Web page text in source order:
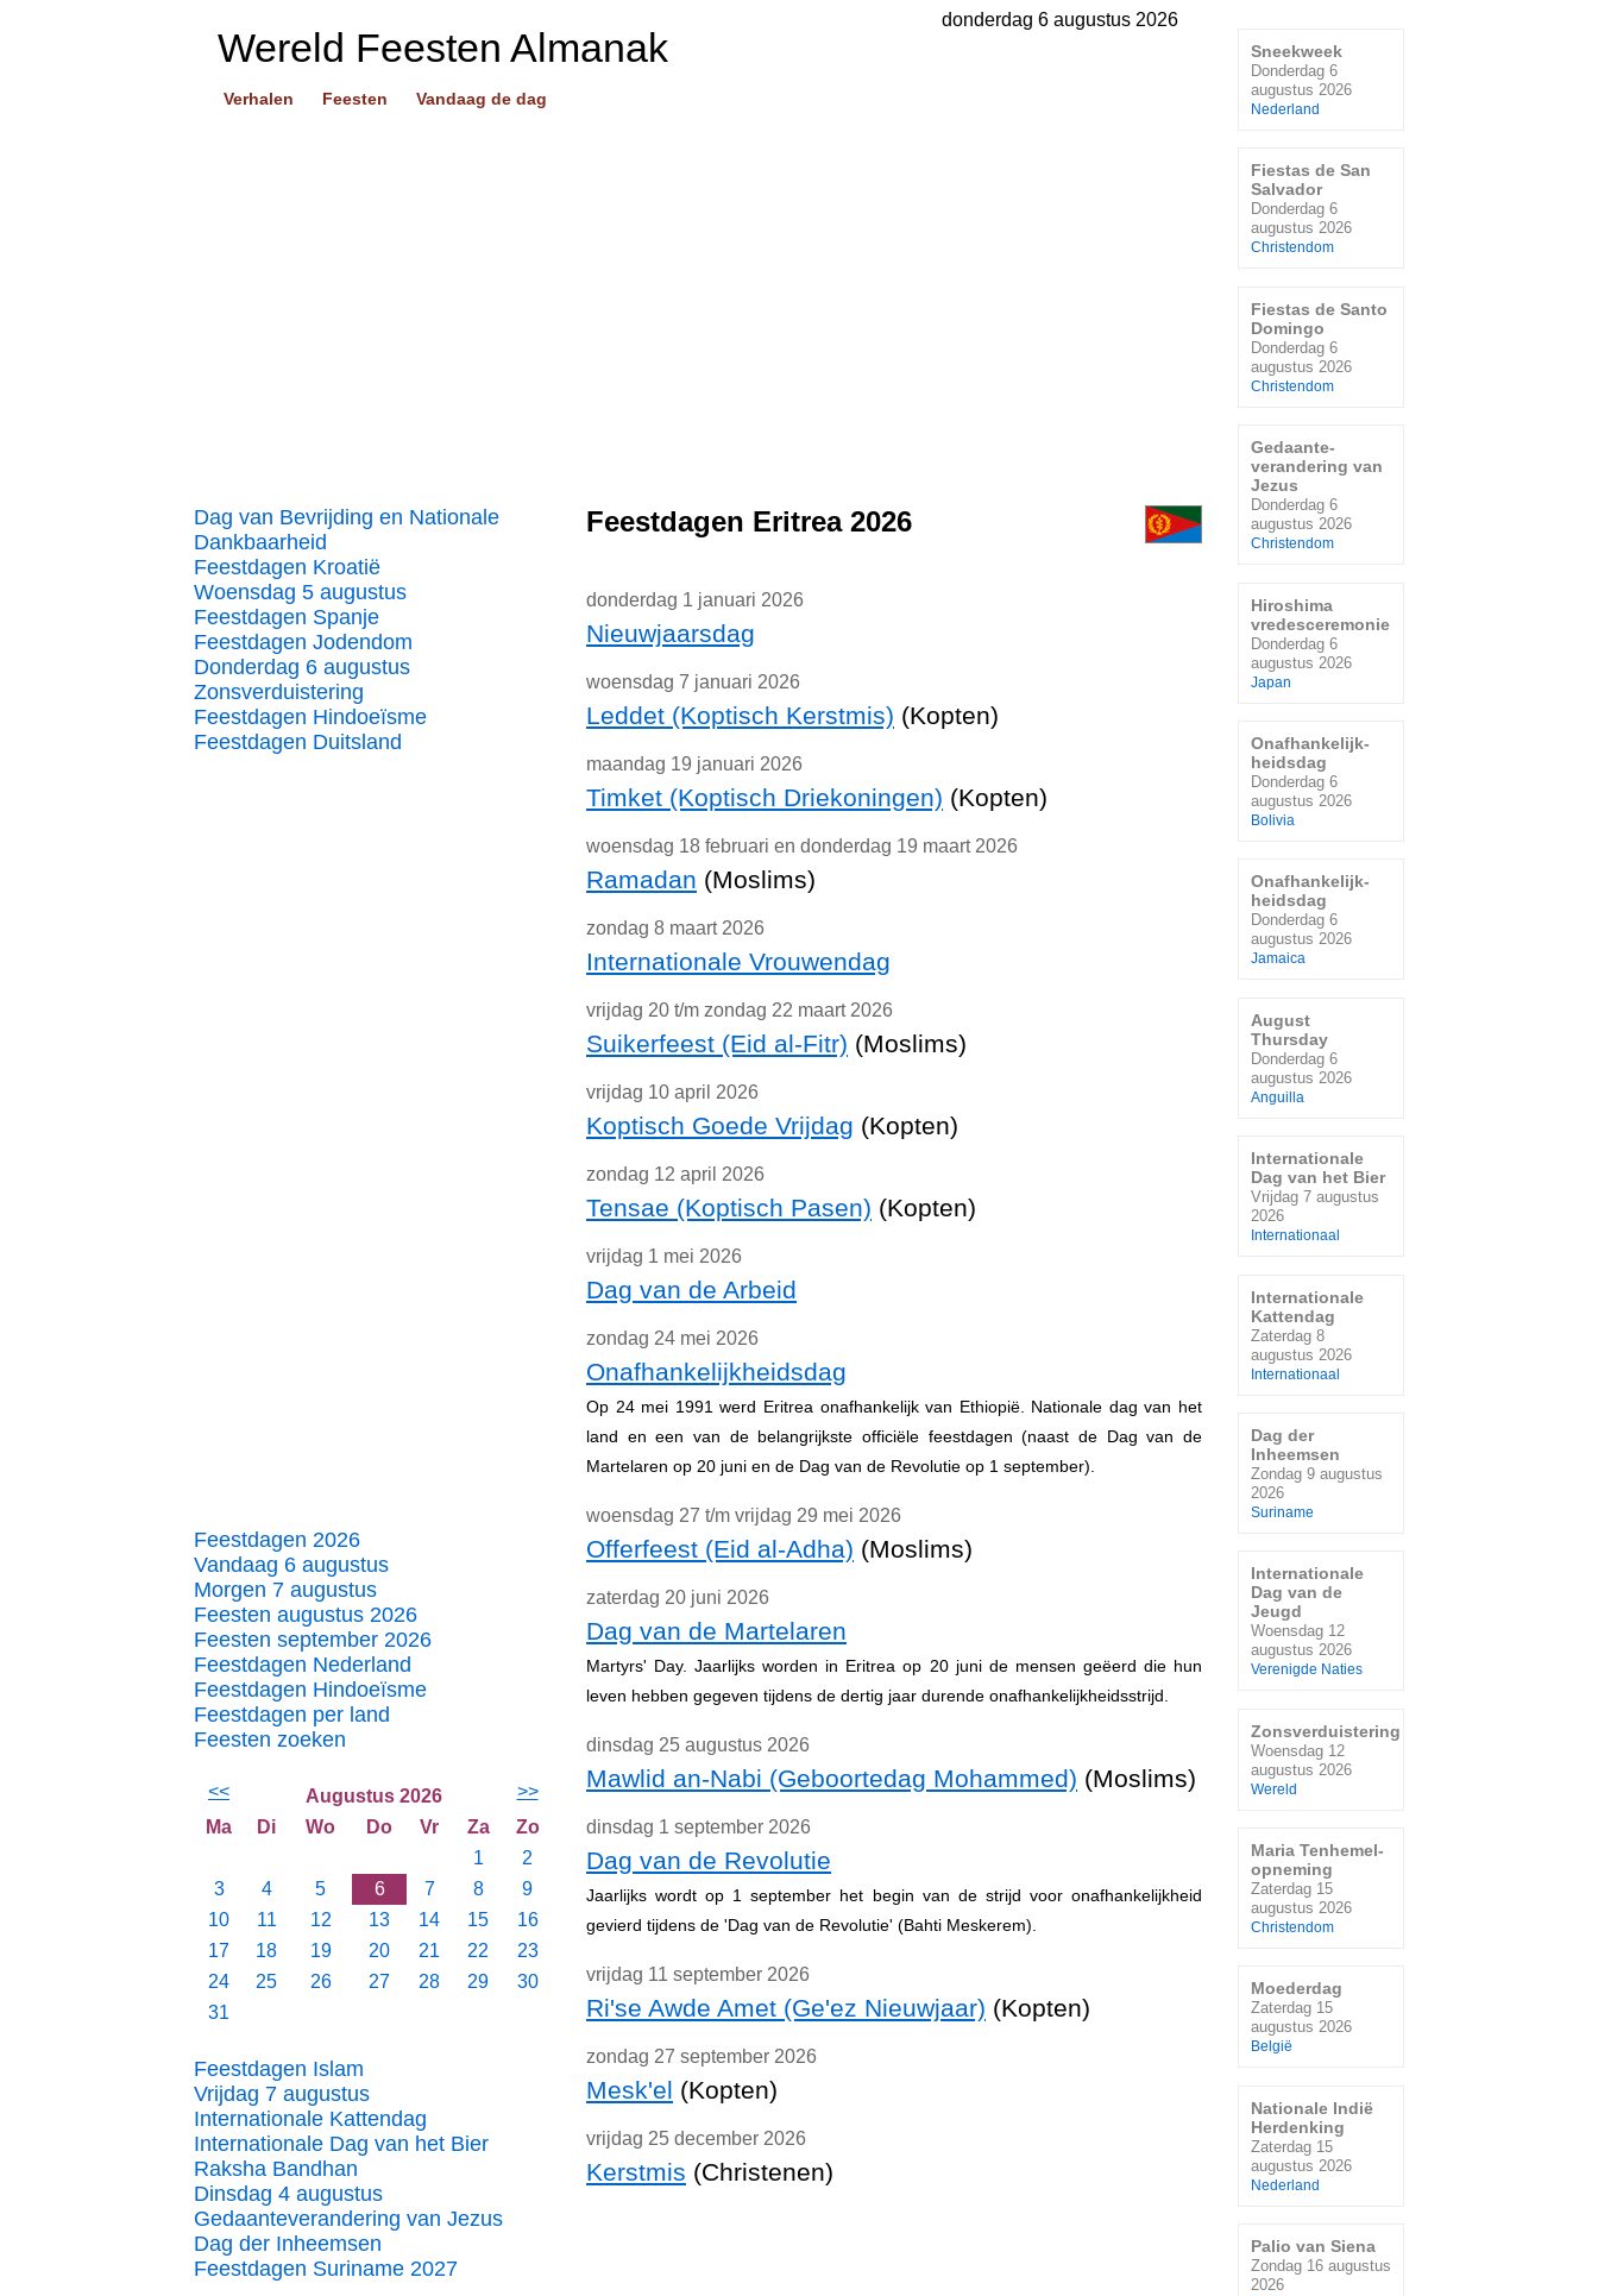
donderdag 6 augustus 2026
Wereld Feesten Almanak
Verhalen Feesten Vandaag de dag
Dag van Bevrijding en Nationale
Dankbaarheid
Feestdagen Kroatië
Woensdag 5 augustus
Feestdagen Spanje
Feestdagen Jodendom
Donderdag 6 augustus
Zonsverduistering
Feestdagen Hindoeïsme
Feestdagen Duitsland
Feestdagen 2026
Vandaag 6 augustus
Morgen 7 augustus
Feesten augustus 2026
Feesten september 2026
Feestdagen Nederland
Feestdagen Hindoeïsme
Feestdagen per land
Feesten zoeken
<< Augustus 2026
>>
Ma
Di Wo Do Vr Za
Zo
1
2
3
4 5 6 7 8
9
10
11 12 13 14 15
16
17
18 19 20 21 22
23
24
25 26 27 28 29
30
31
Feestdagen Islam
Vrijdag 7 augustus
Internationale Kattendag
Internationale Dag van het Bier
Raksha Bandhan
Dinsdag 4 augustus
Gedaanteverandering van Jezus
Dag der Inheemsen
Feestdagen Suriname 2027
Feestdagen Eritrea 2026
donderdag 1 januari 2026
Nieuwjaarsdag
woensdag 7 januari 2026
Leddet (Koptisch Kerstmis) (Kopten)
maandag 19 januari 2026
Timket (Koptisch Driekoningen) (Kopten)
woensdag 18 februari en donderdag 19 maart 2026
Ramadan (Moslims)
zondag 8 maart 2026
Internationale Vrouwendag
vrijdag 20 t/m zondag 22 maart 2026
Suikerfeest (Eid al-Fitr) (Moslims)
vrijdag 10 april 2026
Koptisch Goede Vrijdag (Kopten)
zondag 12 april 2026
Tensae (Koptisch Pasen) (Kopten)
vrijdag 1 mei 2026
Dag van de Arbeid
zondag 24 mei 2026
Onafhankelijkheidsdag
Op 24 mei 1991 werd Eritrea onafhankelijk van Ethiopië. Nationale dag van het
land en een van de belangrijkste officiële feestdagen (naast de Dag van de
Martelaren op 20 juni en de Dag van de Revolutie op 1 september).
woensdag 27 t/m vrijdag 29 mei 2026
Offerfeest (Eid al-Adha) (Moslims)
zaterdag 20 juni 2026
Dag van de Martelaren
Martyrs' Day. Jaarlijks worden in Eritrea op 20 juni de mensen geëerd die hun
leven hebben gegeven tijdens de dertig jaar durende onafhankelijkheidsstrijd.
dinsdag 25 augustus 2026
Mawlid an-Nabi (Geboortedag Mohammed) (Moslims)
dinsdag 1 september 2026
Dag van de Revolutie
Jaarlijks wordt op 1 september het begin van de strijd voor onafhankelijkheid
gevierd tijdens de 'Dag van de Revolutie' (Bahti Meskerem).
vrijdag 11 september 2026
Ri'se Awde Amet (Ge'ez Nieuwjaar) (Kopten)
zondag 27 september 2026
Mesk'el (Kopten)
vrijdag 25 december 2026
Kerstmis (Christenen)
Sneekweek
Donderdag 6
augustus 2026
Nederland
Fiestas de San
Salvador
Donderdag 6
augustus 2026
Christendom
Fiestas de Santo
Domingo
Donderdag 6
augustus 2026
Christendom
Gedaante-
verandering van
Jezus
Donderdag 6
augustus 2026
Christendom
Hiroshima
vredesceremonie
Donderdag 6
augustus 2026
Japan
Onafhankelijk-
heidsdag
Donderdag 6
augustus 2026
Bolivia
Onafhankelijk-
heidsdag
Donderdag 6
augustus 2026
Jamaica
August
Thursday
Donderdag 6
augustus 2026
Anguilla
Internationale
Dag van het Bier
Vrijdag 7 augustus
2026
Internationaal
Internationale
Kattendag
Zaterdag 8
augustus 2026
Internationaal
Dag der
Inheemsen
Zondag 9 augustus
2026
Suriname
Internationale
Dag van de
Jeugd
Woensdag 12
augustus 2026
Verenigde Naties
Zonsverduistering
Woensdag 12
augustus 2026
Wereld
Maria Tenhemel-
opneming
Zaterdag 15
augustus 2026
Christendom
Moederdag
Zaterdag 15
augustus 2026
België
Nationale Indië
Herdenking
Zaterdag 15
augustus 2026
Nederland
Palio van Siena
Zondag 16 augustus
2026